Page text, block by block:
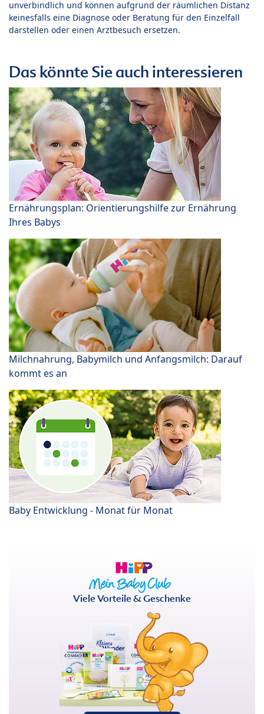
unverbindlich und können aufgrund der räumlichen Distanz
keinesfalls eine Diagnose oder Beratung für den Einzelfall
darstellen oder einen Arztbesuch ersetzen.
Das könnte Sie auch interessieren
Ernährungsplan: Orientierungshilfe zur Ernährung
Ihres Babys
Milchnahrung, Babymilch und Anfangsmilch: Darauf
kommt es an
Baby Entwicklung - Monat für Monat
Viele Vorteile & Geschenke